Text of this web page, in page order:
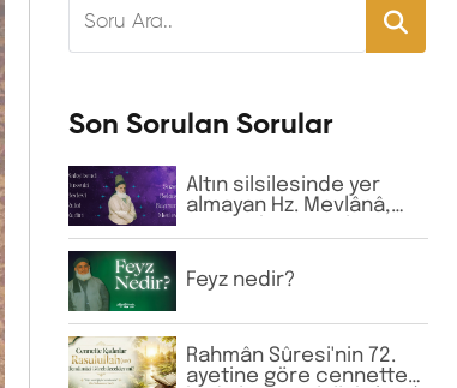
Son Sorulan Sorular
Altın silsilesinde yer
almayan Hz. Mevlânâ,
büyük zatların isimlerine
günlük virdde neden
okunmaktadır?
Feyz nedir?
Rahmân Sûresi'nin 72.
ayetine göre cennette